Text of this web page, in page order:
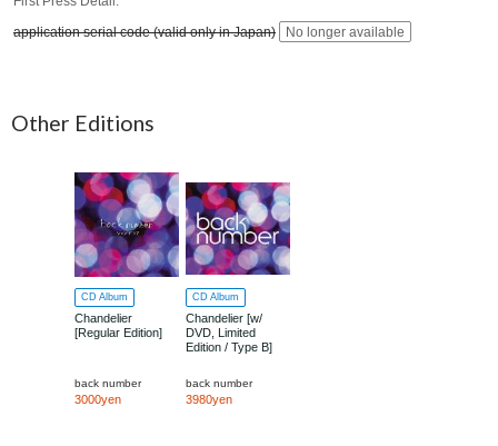
application serial code (valid only in Japan) No longer available
Other Editions
CD Album
Chandelier
[Regular Edition]
back number
3000yen
CD Album
Chandelier [w/
DVD, Limited
Edition / Type B]
back number
3980yen